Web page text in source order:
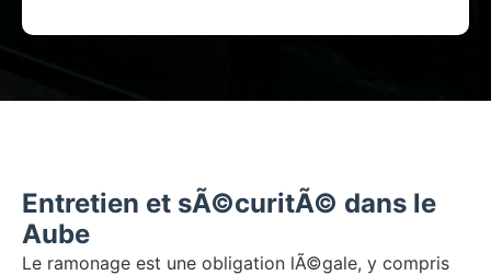
Entretien et sÃ©curitÃ© dans le
Aube
Le ramonage est une obligation lÃ©gale, y compris